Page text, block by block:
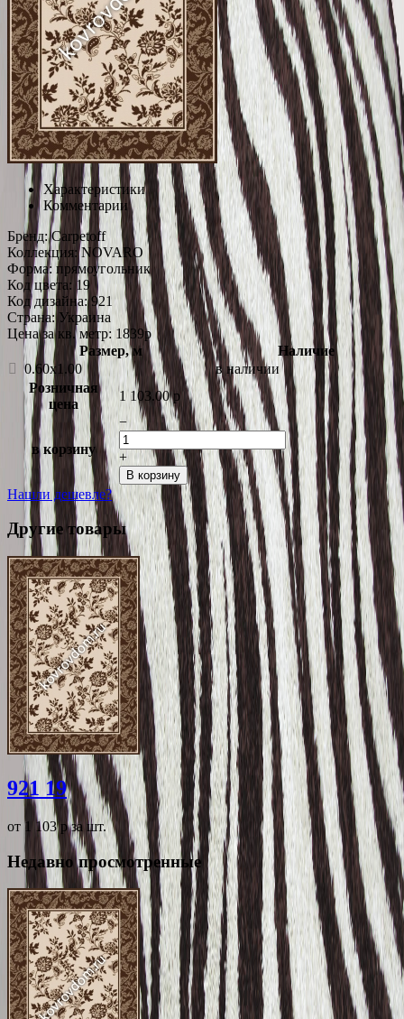
Характеристики
Комментарии
Бренд:Carpetoff
Коллекция:NOVARO
Форма: прямоугольник
Код цвета: 19
Код дизайна:921
Страна:Украина
Цена за кв. метр: 1839p
Размер, м
Наличие
0.60x1.00
в наличии
Розничная
цена
1 103.00p
в корзину
−
+
В корзину
Нашли дешевле?
Другие товары
921 19
от 1 103 pза шт.
Недавно просмотренные